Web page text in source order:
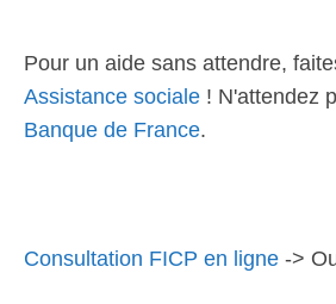
Pour un aide sans attendre,
Assistance sociale ! N'attendez
Banque de France.
Consultation FICP en ligne ->